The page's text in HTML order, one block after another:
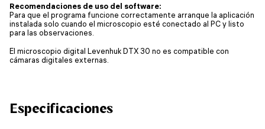
Recomendaciones de uso del software:
Para que el programa funcione correctamente arranque la aplicación
instalada solo cuando el microscopio esté conectado al PC y listo
para las observaciones.
El microscopio digital Levenhuk DTX 30 no es compatible con
cámaras digitales externas.
Especificaciones